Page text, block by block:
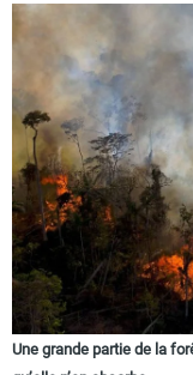
Une grande partie de la